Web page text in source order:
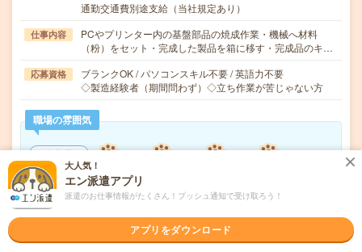
通勤交通費別途支給（当社規定あり）
仕事内容
PCやプリンター内の基盤部品の焼成作業・機械へ材料
（粉）をセット・完成した製品を箱に移す・完成品のキ…
応募資格
ブランクOK / パソコンスキル不要 / 英語力不要
◇製造経験者（期間問わず）◇立ち作業が苦じゃない方
職場の雰囲気
年齢層
男女比率
もっと見る
大人気！
エン派遣アプリ
派遣のお仕事情報がたくさん！プッシュ通知で受け取ろう！
アプリをダウンロード